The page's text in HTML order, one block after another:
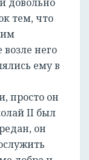
тем, что
него
ему в
просто он
II был
он